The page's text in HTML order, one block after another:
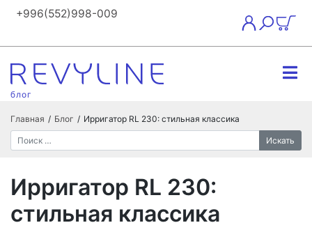
+996(552)998-009
блог
Главная / Блог / Ирригатор RL 230: стильная классика
Искать
Ирригатор RL 230:
стильная классика